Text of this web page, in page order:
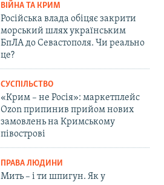
ВІЙНА ТА КРИМ
Російська влада обіцяє закрити
морський шлях українським
БпЛА до Севастополя. Чи реально
це?
СУСПІЛЬСТВО
«Крим – не Росія»: маркетплейс
Ozon припинив прийом нових
замовлень на Кримському
півострові
ПРАВА ЛЮДИНИ
Мить – і ти шпигун. Як у